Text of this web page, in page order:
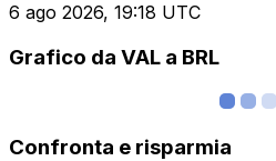
6 ago 2026, 19:18 UTC
Grafico da VAL a BRL
Confronta e risparmia